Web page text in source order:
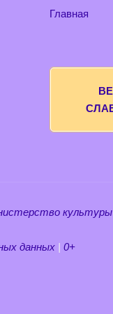
Главная
данных | 0+